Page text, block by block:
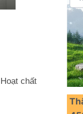
chất